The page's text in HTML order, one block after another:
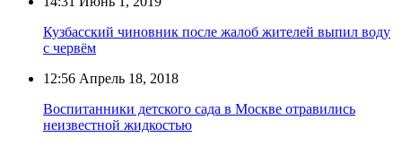
Кузбасский чиновник после жалоб жителей выпил воду
с червём
12:56 Апрель 18, 2018
Воспитанники детского сада в Москве отравились
неизвестной жидкостью